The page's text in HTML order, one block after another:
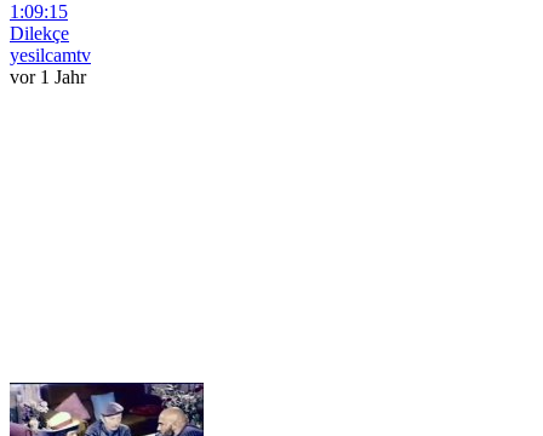
1:09:15
Dilekçe
yesilcamtv
vor 1 Jahr